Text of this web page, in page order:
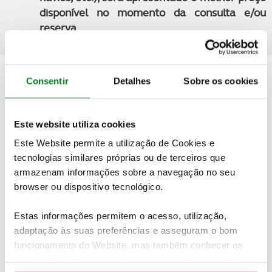
Consentir Detalhes Sobre os cookies
Este website utiliza cookies
Este Website permite a utilização de Cookies e
tecnologias similares próprias ou de terceiros que
armazenam informações sobre a navegação no seu
browser ou dispositivo tecnológico.
Estas informações permitem o acesso, utilização,
adaptação às suas preferências e asseguram o bom
funcionamento do Website, mas também conhecer os
disponível no momento da consulta e/ou
reserva
Quer saber mais detalhes sobre esta viagem?
PEDIDO DE INFORMAÇÕES
Não encontrou o seu destino nas nossas ofertas online?
Temos mais viagens e experiências à sua espera.